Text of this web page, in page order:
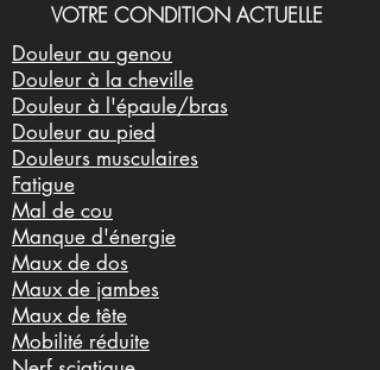
VOTRE CONDITION ACTUELLE
Douleur au genou
Douleur à la cheville
Douleur à l'épaule/bras
Douleur au pied
Douleurs musculaires
Fatigue
Mal de cou
Manque d'énergie
Maux de dos
Maux de jambes
Maux de tête
Mobilité réduite